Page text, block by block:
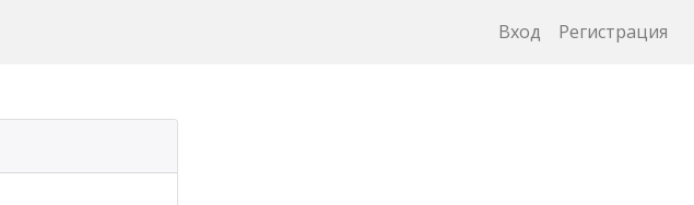
Вход Регистрация